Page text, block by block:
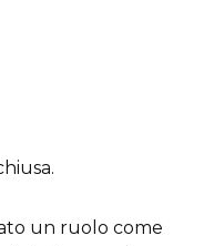
un ruolo come